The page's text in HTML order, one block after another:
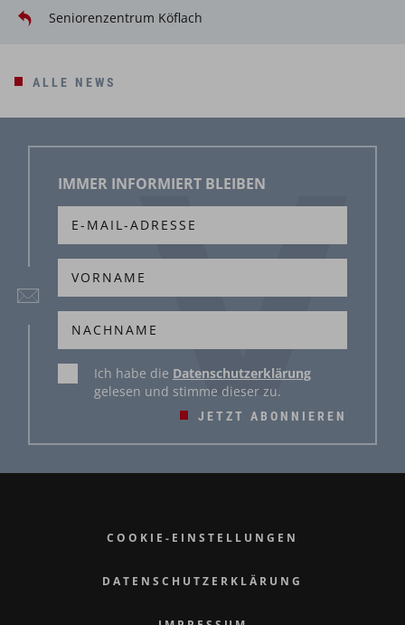
Seniorenzentrum Köflach
ALLE NEWS
IMMER INFORMIERT BLEIBEN
JETZT ABONNIEREN
Ich habe die Datenschutzerklärung
gelesen und stimme dieser zu.
COOKIE-EINSTELLUNGEN
DATENSCHUTZERKLÄRUNG